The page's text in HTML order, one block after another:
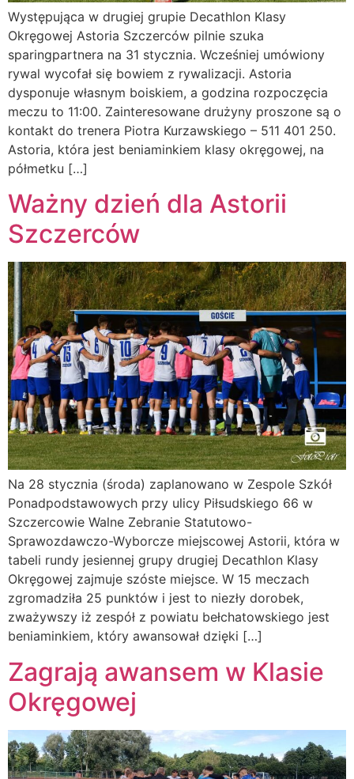
Występująca w drugiej grupie Decathlon Klasy
Okręgowej Astoria Szczerców pilnie szuka
sparingpartnera na 31 stycznia. Wcześniej umówiony
rywal wycofał się bowiem z rywalizacji. Astoria
dysponuje własnym boiskiem, a godzina rozpoczęcia
meczu to 11:00. Zainteresowane drużyny proszone są o
kontakt do trenera Piotra Kurzawskiego – 511 401 250.
Astoria, która jest beniaminkiem klasy okręgowej, na
półmetku […]
Ważny dzień dla Astorii
Szczerców
Na 28 stycznia (środa) zaplanowano w Zespole Szkół
Ponadpodstawowych przy ulicy Piłsudskiego 66 w
Szczercowie Walne Zebranie Statutowo-
Sprawozdawczo-Wyborcze miejscowej Astorii, która w
tabeli rundy jesiennej grupy drugiej Decathlon Klasy
Okręgowej zajmuje szóste miejsce. W 15 meczach
zgromadziła 25 punktów i jest to niezły dorobek,
zważywszy iż zespół z powiatu bełchatowskiego jest
beniaminkiem, który awansował dzięki […]
Zagrają awansem w Klasie
Okręgowej